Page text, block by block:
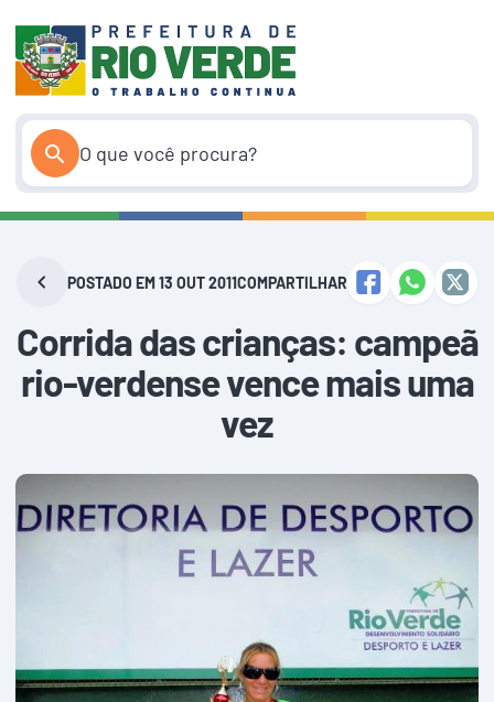
conteúdo
POSTADO EM 13 OUT 2011COMPARTILHAR
Corrida das crianças: campeã
rio-verdense vence mais uma
vez